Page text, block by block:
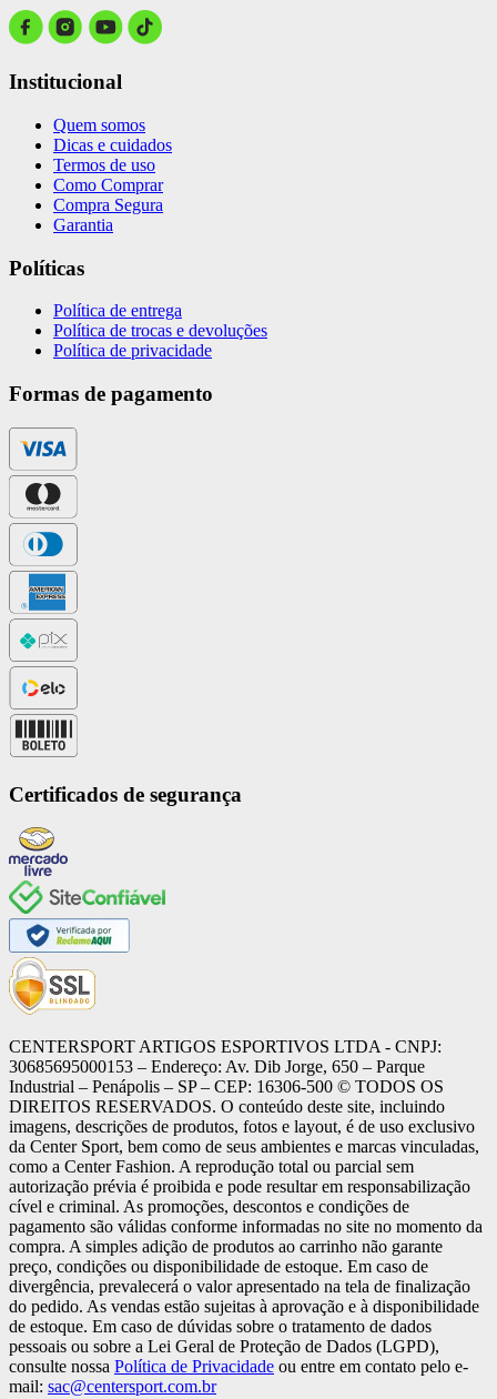
Institucional
Quem somos
Dicas e cuidados
Termos de uso
Como Comprar
Compra Segura
Garantia
Políticas
Política de entrega
Política de trocas e devoluções
Política de privacidade
Formas de pagamento
Certificados de segurança
CENTERSPORT ARTIGOS ESPORTIVOS LTDA - CNPJ:
30685695000153 – Endereço: Av. Dib Jorge, 650 – Parque
Industrial – Penápolis – SP – CEP: 16306-500 ©️ TODOS OS
DIREITOS RESERVADOS. O conteúdo deste site, incluindo
imagens, descrições de produtos, fotos e layout, é de uso exclusivo
da Center Sport, bem como de seus ambientes e marcas vinculadas,
como a Center Fashion. A reprodução total ou parcial sem
autorização prévia é proibida e pode resultar em responsabilização
cível e criminal. As promoções, descontos e condições de
pagamento são válidas conforme informadas no site no momento da
compra. A simples adição de produtos ao carrinho não garante
preço, condições ou disponibilidade de estoque. Em caso de
divergência, prevalecerá o valor apresentado na tela de finalização
do pedido. As vendas estão sujeitas à aprovação e à disponibilidade
de estoque. Em caso de dúvidas sobre o tratamento de dados
pessoais ou sobre a Lei Geral de Proteção de Dados (LGPD),
consulte nossa Política de Privacidade ou entre em contato pelo e-
mail: sac@centersport.com.br